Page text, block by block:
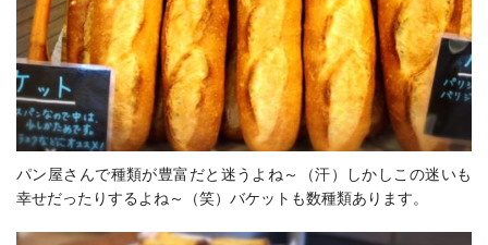
パン屋さんで種類が豊富だと迷うよね～（汗）しかしこの迷いも
幸せだったりするよね～（笑）バケットも数種類あります。